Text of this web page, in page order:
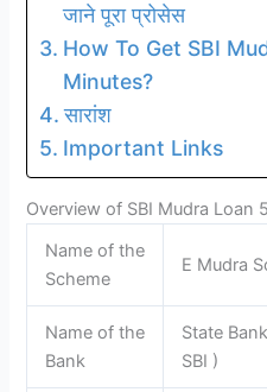
जाने पूरा प्रोसेस
How To Get SBI
Minutes?
सारांश
Important Links
Overview of SBI Mudra Loan
Name of the
Scheme
E Mudra
Name of the
Bank
State
SBI )